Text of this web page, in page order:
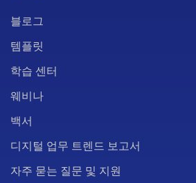
블로그
템플릿
학습 센터
웨비나
백서
디지털 업무 트렌드 보고서
자주 묻는 질문 및 지원